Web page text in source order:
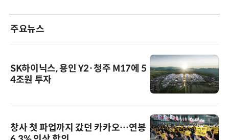
주요뉴스
SK하이닉스, 용인 Y2·청주 M17에 5
4조원 투자
창사 첫 파업까지 갔던 카카오…연봉